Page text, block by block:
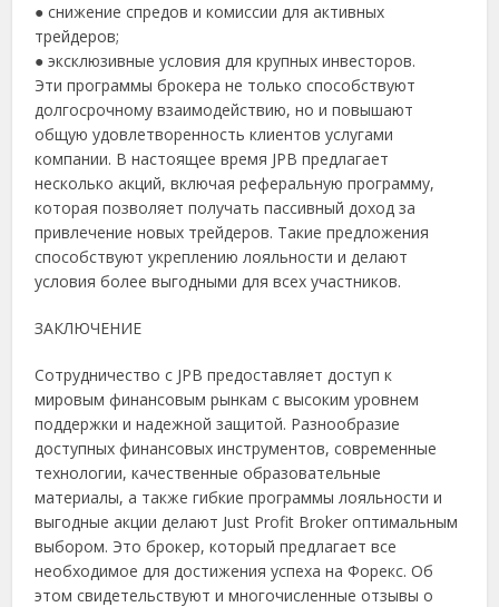
●снижение спредов и комиссии для активных
трейдеров;
●эксклюзивные условия для крупных инвесторов.
Эти программы брокера не только способствуют
долгосрочному взаимодействию, но и повышают
общую удовлетворенность клиентов услугами
компании. В настоящее время JPB предлагает
несколько акций, включая реферальную программу,
которая позволяет получать пассивный доход за
привлечение новых трейдеров. Такие предложения
способствуют укреплению лояльности и делают
условия более выгодными для всех участников.
ЗАКЛЮЧЕНИЕ
Сотрудничество с JPB предоставляет доступ к
мировым финансовым рынкам с высоким уровнем
поддержки и надежной защитой. Разнообразие
доступных финансовых инструментов, современные
технологии, качественные образовательные
материалы, а также гибкие программы лояльности и
выгодные акции делают Just Profit Broker оптимальным
выбором. Это брокер, который предлагает все
необходимое для достижения успеха на Форекс. Об
этом свидетельствуют и многочисленные отзывы о